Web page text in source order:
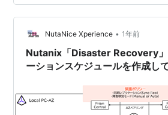
が異なるネットワークのマッピング
クを一つにマッピングする 4. 静的IP
グの無効化 1.今回の環境 AOS:
NutaNice Xperience • 1年前
Nutanix「Disaster Recovery」
ーションスケジュールを作成し
pc.2024.3】